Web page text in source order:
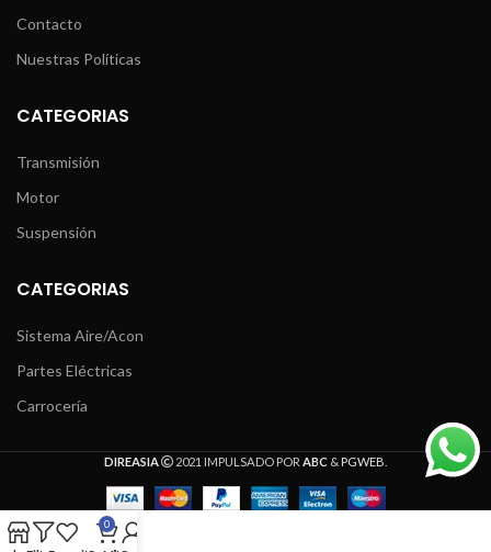
Contacto
Nuestras Políticas
CATEGORIAS
Transmisión
Motor
Suspensión
CATEGORIAS
Sistema Aire/Acon
Partes Eléctricas
Carrocería
DIREASIA 2021 IMPULSADO POR ABC &PGWEB
0